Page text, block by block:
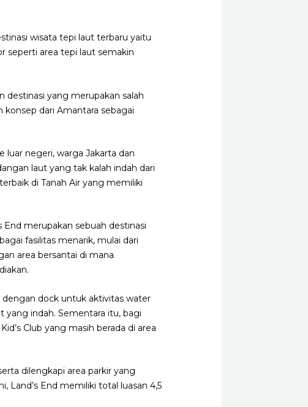
wisata tepi laut terbaru yaitu
seperti area tepi laut semakin
destinasi yang merupakan salah
konsep dari Amantara sebagai
luar negeri, warga Jakarta dan
laut yang tak kalah indah dari
di Tanah Air yang memiliki
End merupakan sebuah destinasi
fasilitas menarik, mulai dari
area bersantai di mana
dock untuk aktivitas water
indah. Sementara itu, bagi
Club yang masih berada di area
dilengkapi area parkir yang
Land’s End memiliki total luasan 4,5